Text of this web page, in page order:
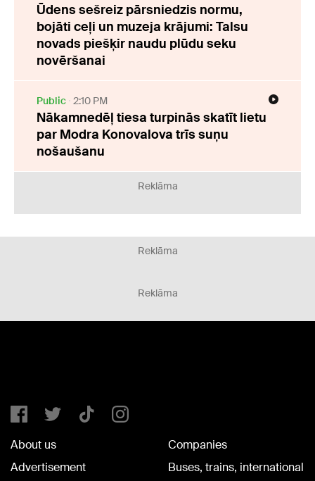
Ūdens sešreiz pārsniedzis normu,
bojāti ceļi un muzeja krājumi: Talsu
novads piešķir naudu plūdu seku
novēršanai
Public 2:10 PM
Nākamnedēļ tiesa turpinās skatīt lietu
par Modra Konovalova trīs suņu
nošaušanu
Reklāma
Reklāma
Reklāma
About us
Advertisement
Companies
Buses, trains, international